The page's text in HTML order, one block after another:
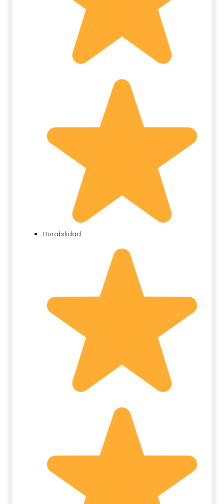
Durabilidad